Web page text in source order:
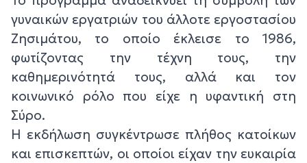
γυναικών εργατριών του άλλοτε εργοστασίου
Ζησιμάτου, το οποίο έκλεισε το 1986,
φωτίζοντας την τέχνη τους, την
καθημερινότητά τους, αλλά και τον
κοινωνικό ρόλο που είχε η υφαντική στη
Σύρο.
Η εκδήλωση συγκέντρωσε πλήθος κατοίκων
και επισκεπτών, οι οποίοι είχαν την ευκαιρία